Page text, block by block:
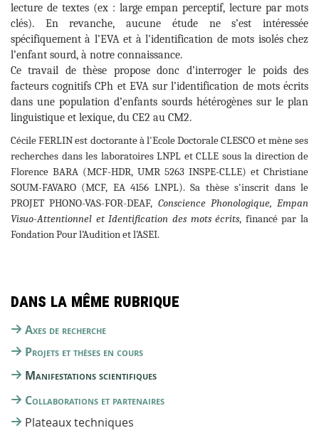
lecture de textes (ex : large empan perceptif, lecture par mots
clés). En revanche, aucune étude ne s’est intéressée
spécifiquement à l’EVA et à l’identification de mots isolés chez
l’enfant sourd, à notre connaissance.
Ce travail de thèse propose donc d’interroger le poids des
facteurs cognitifs CPh et EVA sur l’identification de mots écrits
dans une population d’enfants sourds hétérogènes sur le plan
linguistique et lexique, du CE2 au CM2.
Cécile FERLIN est doctorante à l'Ecole Doctorale CLESCO et mène ses
recherches dans les laboratoires LNPL et CLLE sous la direction de
Florence BARA (MCF-HDR, UMR 5263 INSPE-CLLE) et Christiane
SOUM-FAVARO (MCF, EA 4156 LNPL). Sa thèse s'inscrit dans le
PROJET PHONO-VAS-FOR-DEAF, Conscience Phonologique, Empan
Visuo-Attentionnel et Identification des mots écrits, financé par la
Fondation Pour l’Audition et l’ASEI.
Dans la même rubrique
Axes de recherche
Projets et thèses en cours
Manifestations scientifiques
Collaborations et partenaires
Plateaux techniques